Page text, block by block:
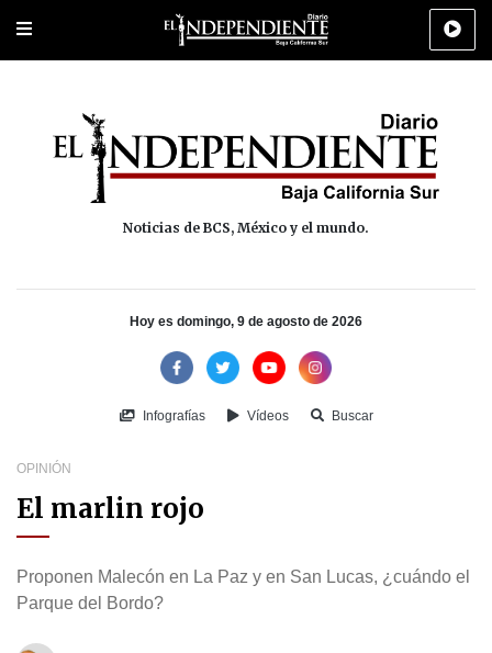
Portada Los Cabos Policiaca Deportes Cultura
Noticias de BCS, México y el mundo.
Hoy es domingo, 9 de agosto de 2026
Infografías Vídeos Buscar
OPINIÓN
El marlin rojo
Proponen Malecón en La Paz y en San Lucas, ¿cuándo el
Parque del Bordo?